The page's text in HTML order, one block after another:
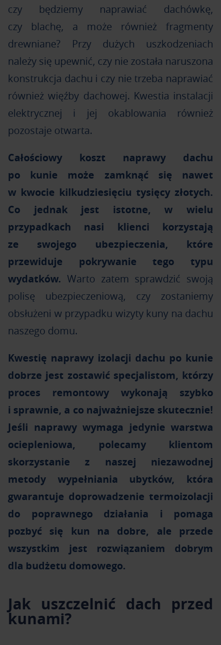
czy będziemy naprawiać dachówkę,
czy blachę, a może również fragmenty
drewniane? Przy dużych uszkodzeniach
należy się upewnić, czy nie została naruszona
konstrukcja dachu i czy nie trzeba naprawiać
również więźby dachowej. Kwestia instalacji
elektrycznej i jej okablowania również
pozostaje otwarta.
Całościowy koszt naprawy dachu
po kunie może zamknąć się nawet
w kwocie kilkudziesięciu tysięcy złotych.
Co jednak jest istotne, w wielu
przypadkach nasi klienci korzystają
ze swojego ubezpieczenia, które
przewiduje pokrywanie tego typu
wydatków. Warto zatem sprawdzić swoją
polisę ubezpieczeniową, czy zostaniemy
obsłużeni w przypadku wizyty kuny na dachu
naszego domu.
Kwestię naprawy izolacji dachu po kunie
dobrze jest zostawić specjalistom, którzy
proces remontowy wykonają szybko
i sprawnie, a co najważniejsze skutecznie!
Jeśli naprawy wymaga jedynie warstwa
ociepleniowa, polecamy klientom
skorzystanie z naszej niezawodnej
metody wypełniania ubytków, która
gwarantuje doprowadzenie termoizolacji
do poprawnego działania i pomaga
pozbyć się kun na dobre, ale przede
wszystkim jest rozwiązaniem dobrym
dla budżetu domowego.
Jak uszczelnić dach przed
kunami?